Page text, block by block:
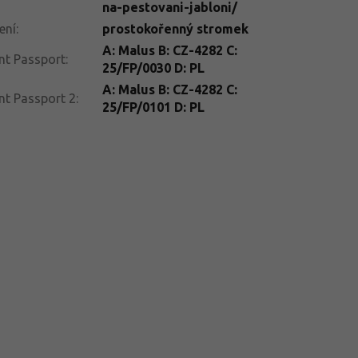
na-pestovani-jabloni/
: prostokořenný stromek
Passport:
A: Malus B: CZ-4282 C:
25/FP/0030 D: PL
Passport 2:
A: Malus B: CZ-4282 C:
25/FP/0101 D: PL